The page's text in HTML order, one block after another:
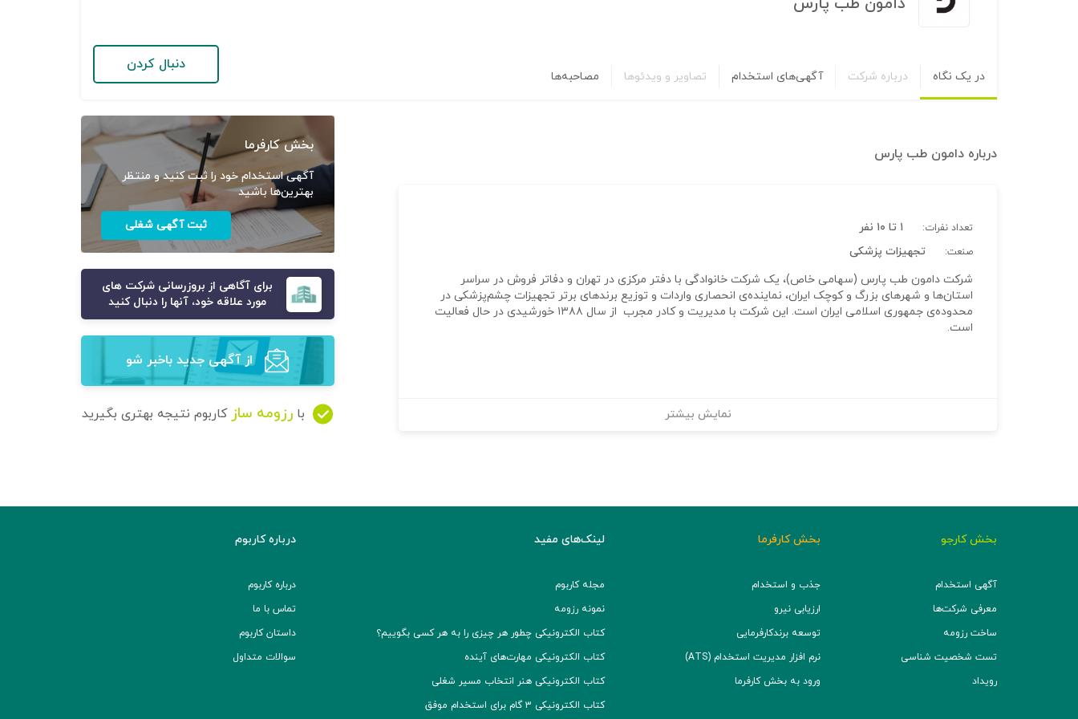
در یک نگاه درباره شرکت آگهی‌های استخدام تصاویر و ویدئوها مصاحبه‌ها
دنبال کردن
درباره دامون طب پارس
تعداد نفرات: ۱ تا ۱۰ نفر
صنعت:
تجهیزات پزشکی
شرکت دامون طب پارس (سهامی خاص)، یک شرکت خانوادگی با دفتر مرکزی در تهران و دفاتر فروش در سراسر
استان‌ها و شهرهای بزرگ و کوچک ایران، نماینده‌ی انحصاری واردات و توزیع برندهای برتر تجهیزات چشم‌پزشکی در
محدوده‌ی جمهوری اسلامی ایران است. این شرکت با مدیریت و کادر مجرب از سال ۱۳۸۸ خورشیدی در حال فعالیت
است.
نمایش بیشتر
بخش کارفرما
آگهی استخدام خود را ثبت کنید و منتظر
بهترین‌ها باشید
ثبت آگهی شغلی
برای آگاهی از بروزرسانی شرکت های
مورد علاقه خود، آنها را دنبال کنید
از آگهی‌ جدید باخبر شو
با رزومه ساز کاربوم نتیجه بهتری بگیرید
بخش کارجو
آگهی استخدام
معرفی شرکت‌ها
ساخت رزومه
تست شخصیت شناسی
رویداد
بخش کارفرما
جذب و استخدام
ارزیابی نیرو
توسعه برند‌کارفرمایی
نرم افزار مدیریت استخدام (ATS)
ورود به بخش کارفرما
لینک‌های مفید
مجله کاربوم
نمونه رزومه
کتاب الکترونیکی چطور هر چیزی را به هر کسی بگوییم؟
کتاب الکترونیکی مهارت‌های آینده
کتاب الکترونیکی هنر انتخاب مسیر شغلی
کتاب الکترونیکی ۳ گام برای استخدام موفق
درباره کاربوم
درباره کاربوم
تماس با ما
داستان کاربوم
سوالات متداول